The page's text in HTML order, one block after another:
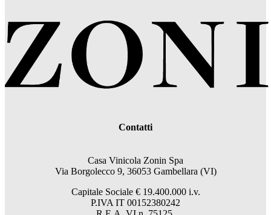
Contatti
Casa Vinicola Zonin Spa
Via Borgolecco 9, 36053 Gambellara (VI)
Capitale Sociale € 19.400.000 i.v.
P.IVA IT 00152380242